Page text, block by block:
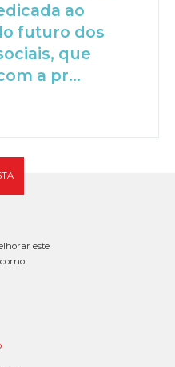
ao
futuro dos
que
a pr...
este